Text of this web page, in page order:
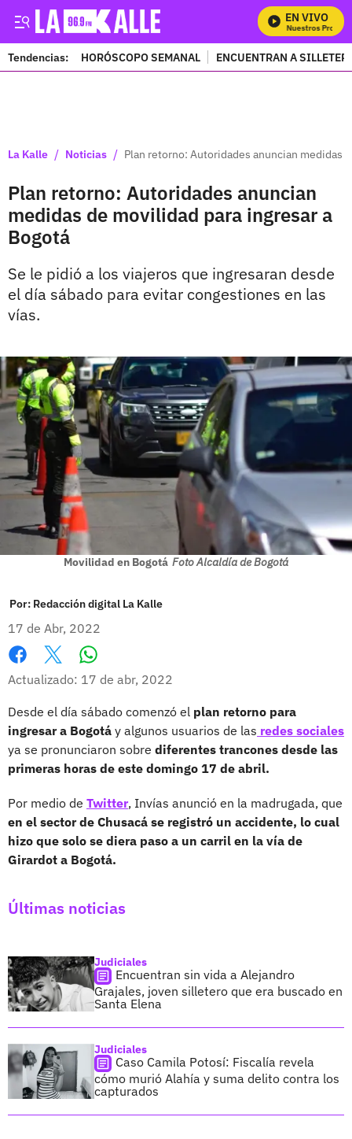
EN VIVO
Mira Todos Nuestros
Tendencias: HORÓSCOPO SEMANAL ENCUENTRAN A
La Kalle / Noticias / Plan retorno: Autoridades anuncian medidas
Plan retorno: Autoridades anuncian
medidas de movilidad para ingresar a
Bogotá
Se le pidió a los viajeros que ingresaran desde
el día sábado para evitar congestiones en las
vías.
Movilidad en Bogotá Foto Alcaldía de Bogotá
Por: Redacción digital La Kalle
17 de Abr, 2022
Facebook
X
Actualizado: 17 de abr, 2022
Desde el día sábado comenzó el plan retorno para
ingresar a Bogotá y algunos usuarios de las redes sociales
ya se pronunciaron sobre diferentes trancones desde las
primeras horas de este domingo 17 de abril.
Por medio de Twitter, Invías anunció en la madrugada, que
en el sector de Chusacá se registró un accidente, lo cual
hizo que solo se diera paso a un carril en la vía de
Girardot a Bogotá.
Últimas noticias
Judiciales
Encuentran sin vida a Alejandro
Grajales, joven silletero que era buscado en
Santa Elena
Judiciales
Caso Camila Potosí: Fiscalía revela
cómo murió Alahía y suma delito contra los
capturados